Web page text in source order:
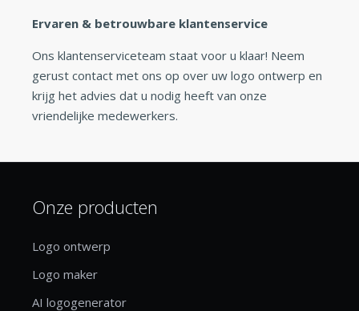
Ervaren & betrouwbare klantenservice
Ons klantenserviceteam staat voor u klaar! Neem
gerust contact met ons op over uw logo ontwerp en
krijg het advies dat u nodig heeft van onze
vriendelijke medewerkers.
Onze producten
Logo ontwerp
Logo maker
AI logogenerator